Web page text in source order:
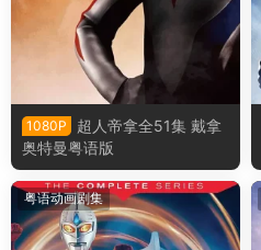
1080P
超人帝拿全51集 戴拿
奥特曼粤语版
粤语动画剧集